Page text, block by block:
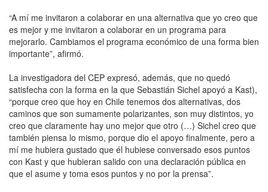
“A mí me invitaron a colaborar en una alternativa que yo creo que
es mejor y me invitaron a colaborar en un programa para
mejorarlo. Cambiamos el programa económico de una forma bien
importante”, afirmó.
La investigadora del CEP expresó, además, que no quedó
satisfecha con la forma en la que Sebastián Sichel apoyó a Kast),
“porque creo que hoy en Chile tenemos dos alternativas, dos
caminos que son sumamente polarizantes, son muy distintos, yo
creo que claramente hay uno mejor que otro (…) Sichel creo que
también piensa lo mismo, porque dio el apoyo finalmente, pero a
mí me hubiera gustado que él hubiese conversado esos puntos
con Kast y que hubieran salido con una declaración pública en
que el asume y toma esos puntos y no por la prensa”.